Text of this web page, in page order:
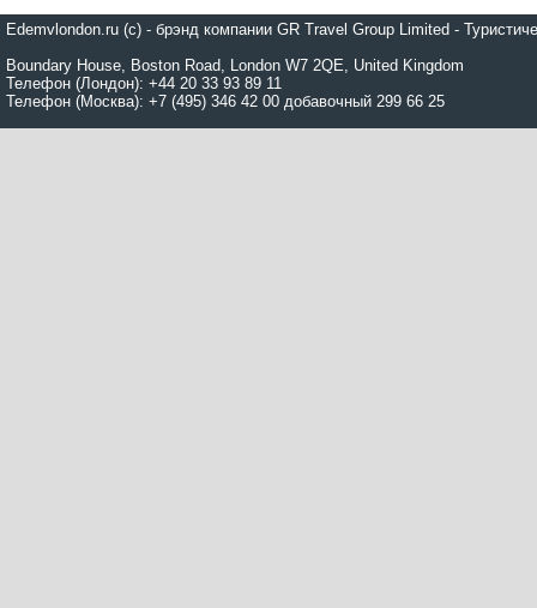
Edemvlondon.ru (c) - брэнд компании GR Travel Group Limited -
Boundary House, Boston Road, London W7 2QE, United Kingdom
Телефон (Лондон): +44 20 33 93 89 11
Телефон (Москва): +7 (495) 346 42 00 добавочный 299 66 25